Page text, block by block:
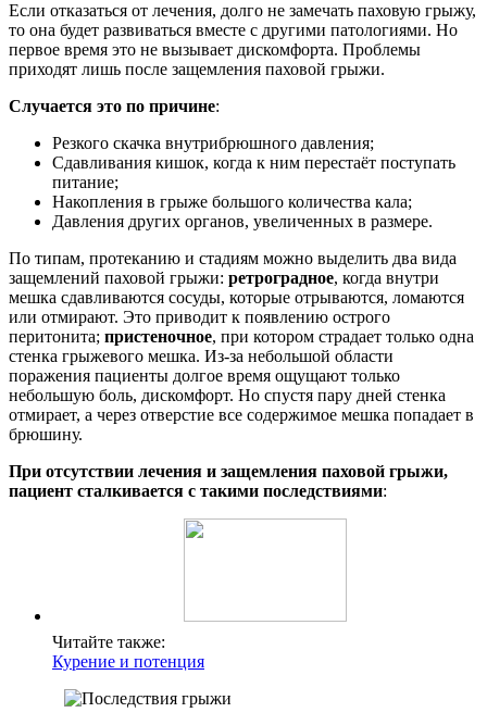
Если отказаться от лечения, долго не замечать паховую грыжу,
то она будет развиваться вместе с другими патологиями. Но
первое время это не вызывает дискомфорта. Проблемы
приходят лишь после защемления паховой грыжи.
Случается это по причине:
Резкого скачка внутрибрюшного давления;
Сдавливания кишок, когда к ним перестаёт поступать
питание;
Накопления в грыже большого количества кала;
Давления других органов, увеличенных в размере.
По типам, протеканию и стадиям можно выделить два вида
защемлений паховой грыжи: ретроградное, когда внутри
мешка сдавливаются сосуды, которые отрываются, ломаются
или отмирают. Это приводит к появлению острого
перитонита; пристеночное, при котором страдает только одна
стенка грыжевого мешка. Из-за небольшой области
поражения пациенты долгое время ощущают только
небольшую боль, дискомфорт. Но спустя пару дней стенка
отмирает, а через отверстие все содержимое мешка попадает в
брюшину.
При отсутствии лечения и защемления паховой грыжи,
пациент сталкивается с такими последствиями:
Читайте также:
Курение и потенция